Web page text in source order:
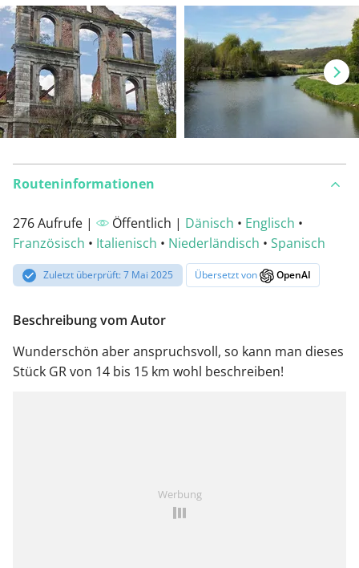
Routeninformationen
276 Aufrufe | Öffentlich | Dänisch • Englisch •
Französisch • Italienisch • Niederländisch • Spanisch
Zuletzt überprüft: 7 Mai 2025 Übersetzt von OpenAI
Beschreibung vom Autor
Wunderschön aber anspruchsvoll, so kann man dieses
Stück GR von 14 bis 15 km wohl beschreiben!
Werbung